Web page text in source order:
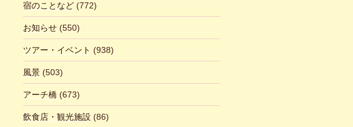
宿のことなど(772)
お知らせ(550)
ツアー・イベント (938)
風景(503)
アーチ橋(673)
飲食店・観光施設 (86)